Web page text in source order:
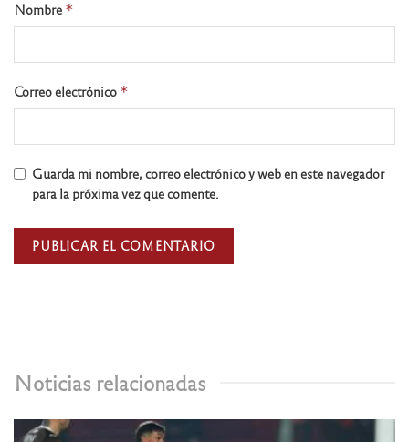
Noticias relacionadas
Nombre *
Correo electrónico *
Guarda mi nombre, correo electrónico y web en este navegador
para la próxima vez que comente.